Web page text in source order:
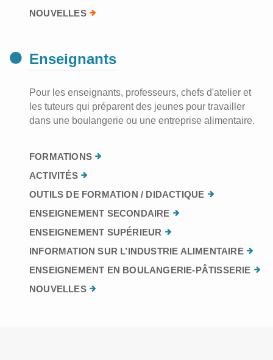
NOUVELLES
Enseignants
Pour les enseignants, professeurs, chefs d'atelier et
les tuteurs qui préparent des jeunes pour travailler
dans une boulangerie ou une entreprise alimentaire.
FORMATIONS
ACTIVITÉS
OUTILS DE FORMATION / DIDACTIQUE
ENSEIGNEMENT SECONDAIRE
ENSEIGNEMENT SUPÉRIEUR
INFORMATION SUR L’INDUSTRIE ALIMENTAIRE
ENSEIGNEMENT EN BOULANGERIE-PÂTISSERIE
NOUVELLES